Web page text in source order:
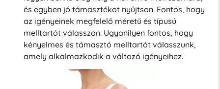
és egyben jó támasztékot nyújtson. Fontos, hogy
az igényeinek megfelelő méretű és típusú
melltartót válasszon. Ugyanilyen fontos, hogy
kényelmes és támasztó melltartót válasszunk,
amely alkalmazkodik a változó igényeihez.